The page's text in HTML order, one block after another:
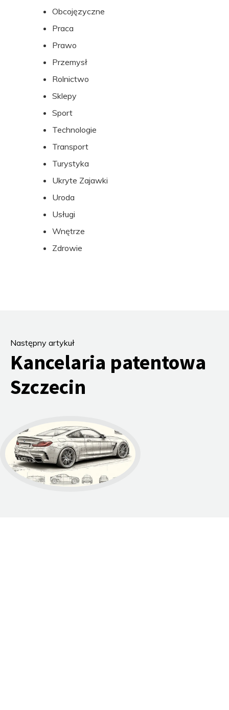
Obcojęzyczne
Praca
Prawo
Przemysł
Rolnictwo
Sklepy
Sport
Technologie
Transport
Turystyka
Ukryte Zajawki
Uroda
Usługi
Wnętrze
Zdrowie
Następny artykuł
Kancelaria patentowa
Szczecin